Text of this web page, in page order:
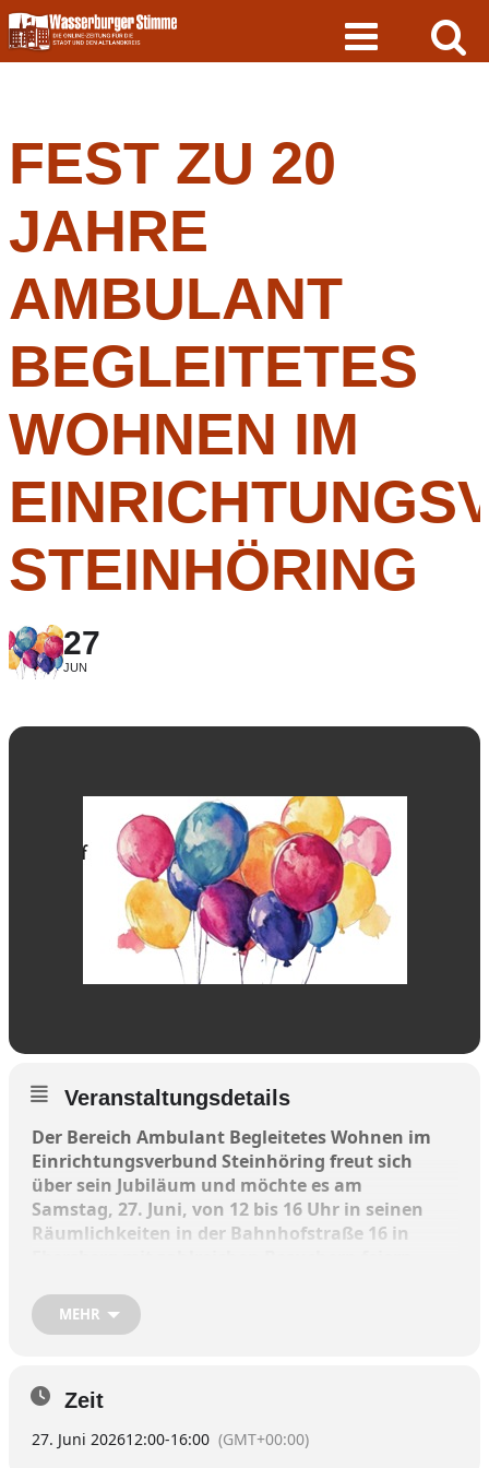
Skip
to
content
FEST ZU 20
JAHRE
AMBULANT
BEGLEITETES
WOHNEN IM
STEINHÖRING
27
JUN
Veranstaltungsdetails
Der Bereich Ambulant Begleitetes Wohnen im
Einrichtungsverbund Steinhöring freut sich
über sein Jubiläum und möchte es am
Samstag, 27. Juni, von 12 bis 16 Uhr in seinen
Räumlichkeiten in der Bahnhofstraße 16 in
Was einst mit einem Geschwisterpaar auf einem
Bauernhof begann, hat sich über die Jahre zu
Menschen mit Beeinträchtigung entwickelt.
Seit inzwischen 20 Jahren unterstützt das
MEHR
Zeit
27. Juni 202612:00-16:00 (GMT+00:00)